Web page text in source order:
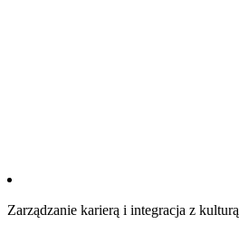
Zarządzanie karierą i integracja z kulturą